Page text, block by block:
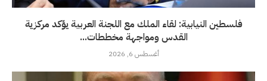
فلسطين النيابية: لقاء الملك مع اللجنة العربية يؤكد مركزية
القدس ومواجهة مخططات...
أغسطس 6, 2026